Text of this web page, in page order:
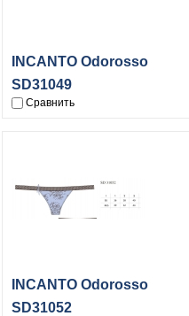
INCANTO Odorosso
SD31049
Сравнить
INCANTO Odorosso
SD31052